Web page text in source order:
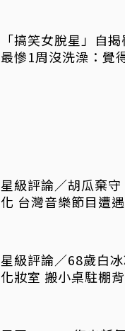
「搞笑女脫星」自
最慘1周沒洗澡：覺
星級評論／胡瓜棄守
化 台灣音樂節目遭
星級評論／68歲白
化妝室 搬小桌駐棚